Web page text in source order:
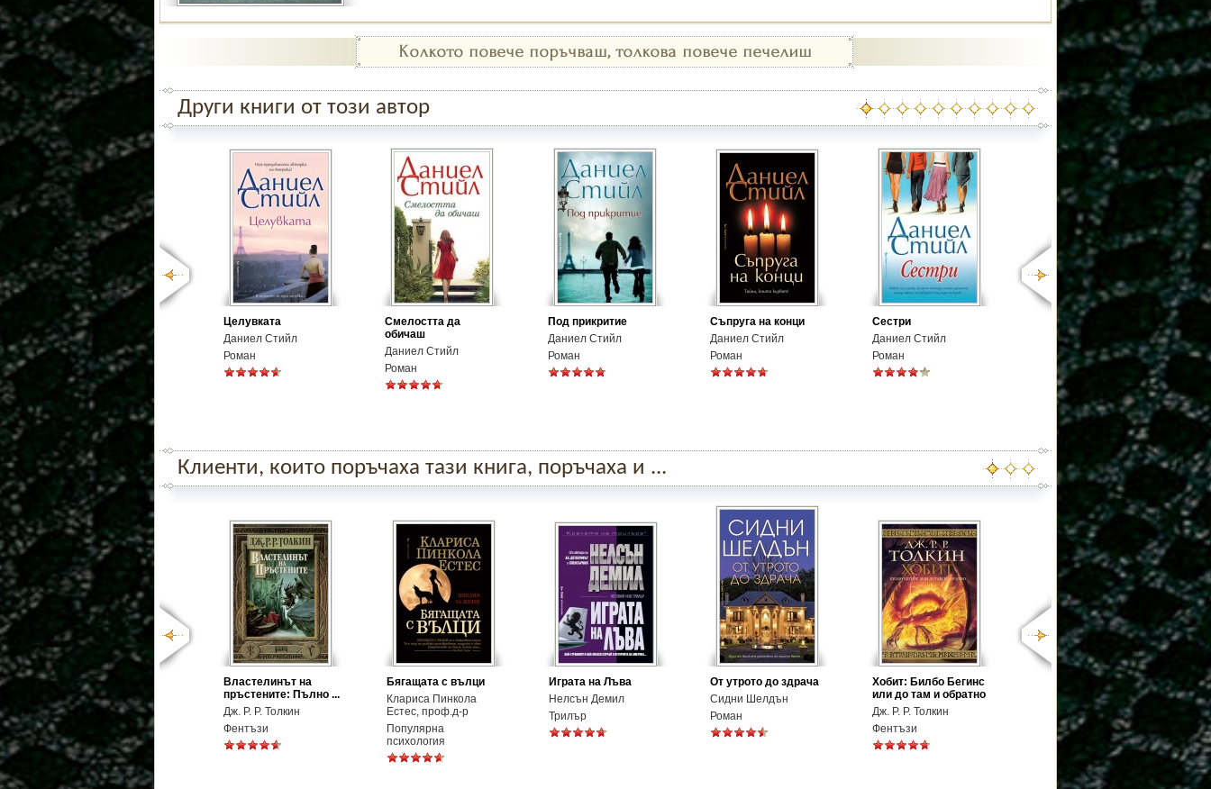
Други книги от този автор
Целувката
Даниел Стийл
Роман
Смелостта да
обичаш
Даниел Стийл
Роман
Под прикритие
Даниел Стийл
Роман
Съпруга на конци
Даниел Стийл
Роман
Сестри
Даниел Стийл
Роман
Клиенти, които поръчаха тази книга, поръчаха и ...
Властелинът на
пръстените: Пълно ...
Дж. Р. Р. Толкин
Фентъзи
Бягащата с вълци
Клариса Пинкола
Естес, проф.д-р
Популярна
психология
Играта на Лъва
Нелсън Демил
Трилър
От утрото до здрача
Сидни Шелдън
Роман
Хобит: Билбо Бегинс
или до там и обратно
Дж. Р. Р. Толкин
Фентъзи